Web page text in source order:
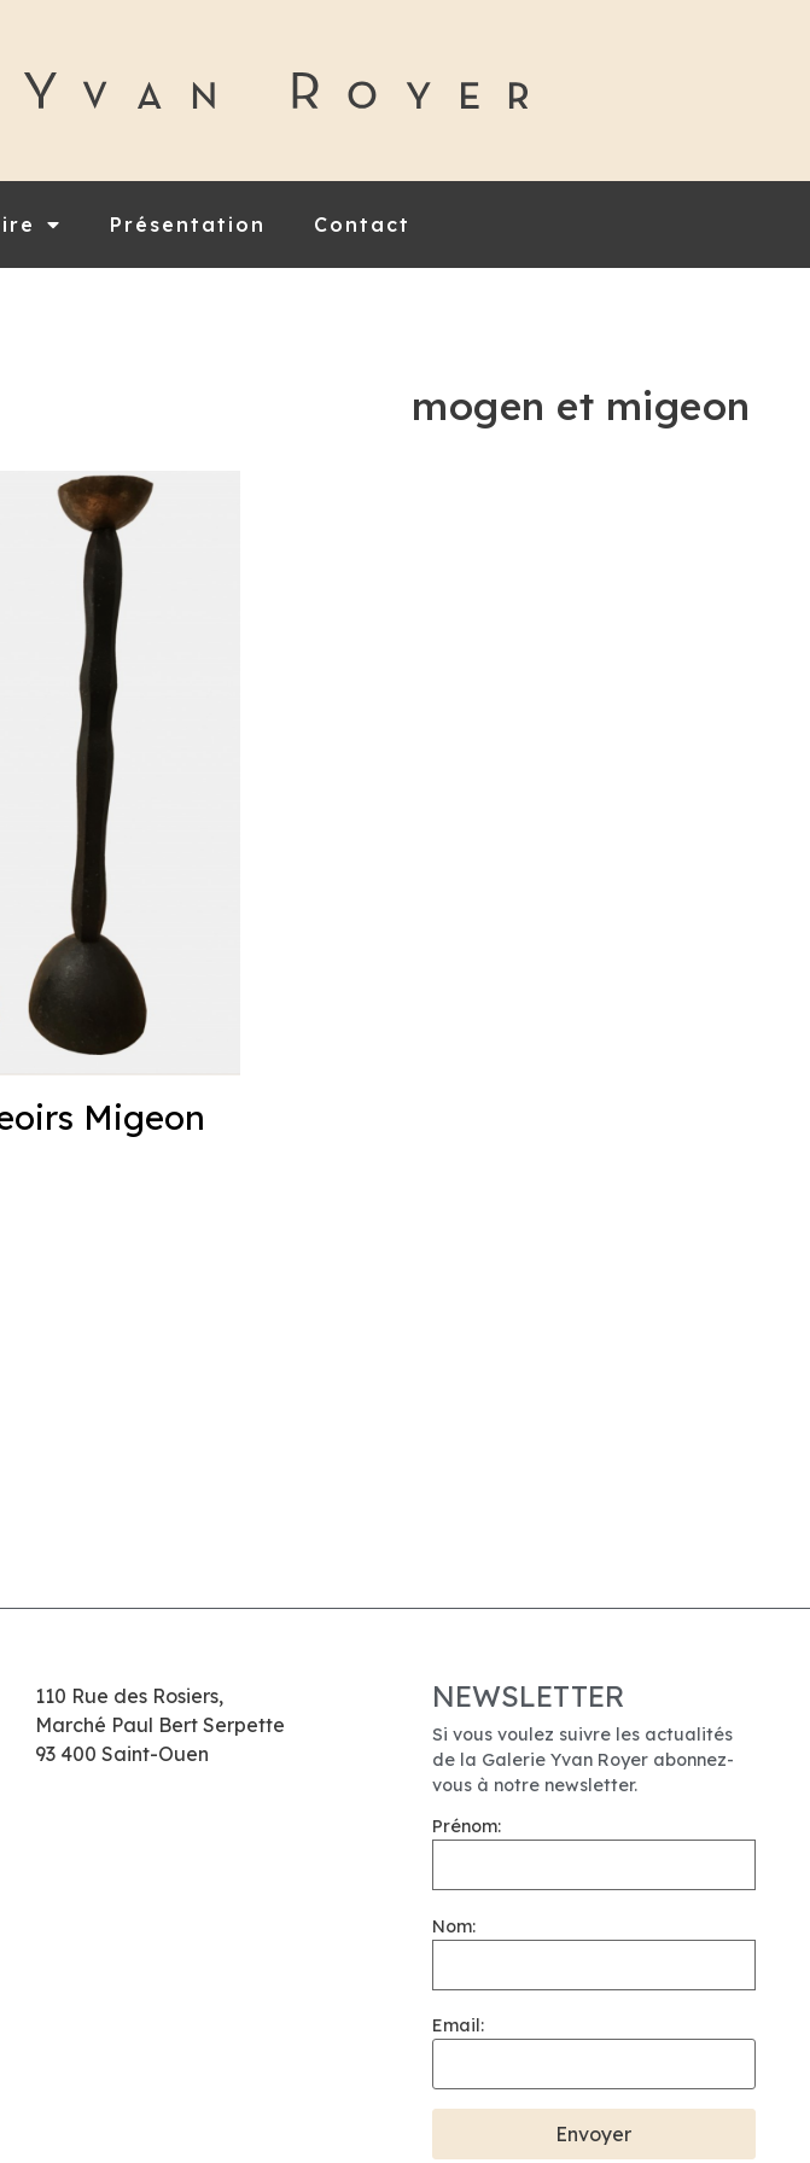
Présentation Contact
mogen et migeon
Migeon
110 Rue des Rosiers,
Marché Paul Bert Serpette
93 400 Saint-Ouen
NEWSLETTER
Si vous voulez suivre les actualités
de la Galerie Yvan Royer abonnez-
vous à notre newsletter.
Prénom:
Nom:
Email: